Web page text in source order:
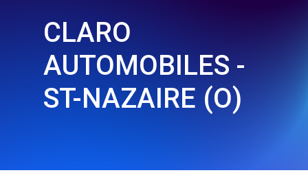
CLARO
AUTOMOBILES -
ST-NAZAIRE (O)